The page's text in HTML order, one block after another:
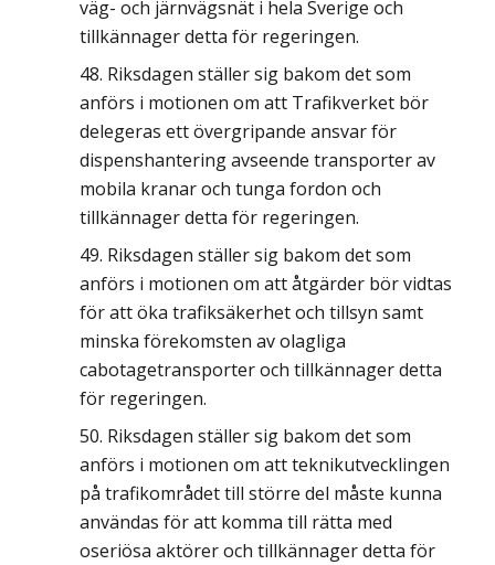
väg- och järnvägsnät i hela Sverige och
tillkännager detta för regeringen.
Riksdagen ställer sig bakom det som
anförs i motionen om att Trafikverket bör
delegeras ett övergripande ansvar för
dispenshantering avseende transporter av
mobila kranar och tunga fordon och
tillkännager detta för regeringen.
Riksdagen ställer sig bakom det som
anförs i motionen om att åtgärder bör vidtas
för att öka trafiksäkerhet och tillsyn samt
minska förekomsten av olagliga
cabotagetransporter och tillkännager detta
för regeringen.
Riksdagen ställer sig bakom det som
anförs i motionen om att teknikutvecklingen
på trafikområdet till större del måste kunna
användas för att komma till rätta med
oseriösa aktörer och tillkännager detta för